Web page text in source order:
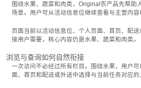
围绕水果、蔬菜和肉类，Original农产品先帮助
场景。用户可从活动信息位继续查看与主营内容
页面当前以活动信息位、个人页面、首页、配
接用户需要，核心内容仍是水果、蔬菜和肉类。
浏览与查询如何自然衔接
一次访问不必经过所有栏目。围绕水果，用户
面、首页和配送或外送中选择与当前任务对应的